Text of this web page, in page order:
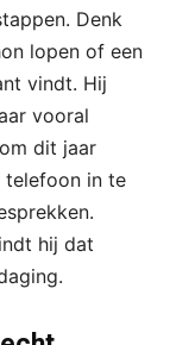
Denk
lopen of een
vindt. Hij
vooral
dit jaar
telefoon in te
hij dat